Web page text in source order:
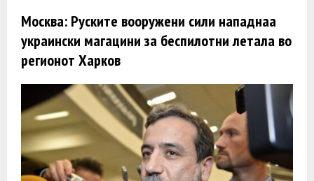
Москва: Руските вооружени сили нападнаа
украински магацини за беспилотни летала во
регионот Харков